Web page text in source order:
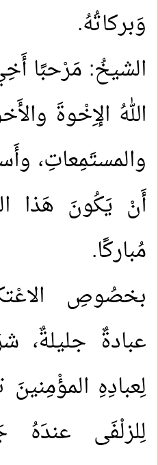
وَبركاتُهُ.
الشيخُ: مَرْحبًا
اللهُ الإِخْوةَ
والمستَمِعاتِ،
أَنْ يَكُونَ هَذا
مُباركًا.
بخصُوصِ
عبادةٌ جليلةٌ،
لِعبادِهِ المؤْمِنينَ
لِلزلْفَى